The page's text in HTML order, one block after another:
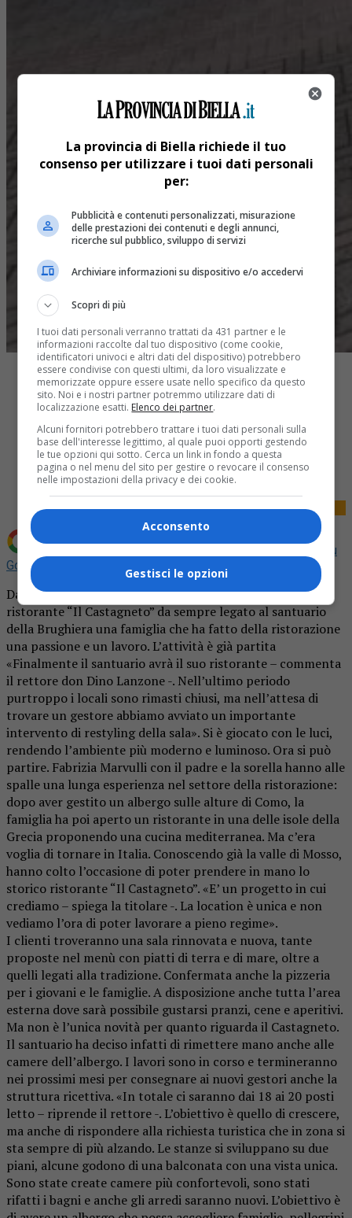
Share
Tweet
Fonte preferita su
Google
Dalle isole della Grecia alla Brughiera. A riaprire il bar
ristorante “Il Castagneto” da sempre legato al santuario
della Brughiera una famiglia che ha fatto della ristorazione
una passione e un lavoro. L’attività è già partita
«Finalmente il santuario avrà il suo ristorante – commenta
il rettore don Dino Lanzone -. Nell’ultimo periodo
purtroppo i locali sono rimasti chiusi, ma nell’attesa di
trovare un gestore abbiamo avviato un importante
intervento di restyling della sala». Si è giocato con le luci,
rendendo l’ambiente più moderno e luminoso. Ora si può
partire. Fabrizia Marvulli con il padre e la sorella hanno alle
spalle una lunga esperienza nel settore della ristorazione:
dopo aver gestito un albergo sulle alture di Como, la
famiglia ha poi aperto un ristorante in una delle isole della
Grecia proponendo una cucina mediterranea. Ma c’era
voglia di tornare in Italia. Conoscendo già la valle di Mosso,
hanno colto l’occasione di poter prendere in mano lo
storico ristorante “Il Castagneto”. «E’ un progetto in cui
crediamo – spiega la titolare -. La location è unica e non
vediamo l’ora di poter lavorare a pieno regime».
I clienti troveranno una sala rinnovata e nuova, tante
proposte nel menù con piatti di terra e di mare, oltre a
quelli legati alla tradizione. Confermata anche la pizzeria
per i giovani e le famiglie. A disposizione anche tutta l’area
esterna dove sarà possibile gustarsi pranzi, cene e aperitivi.
Ma non è l’unica novità per quanto riguarda il Castagneto.
Il santuario ha deciso infatti di rimettere mano anche alle
camere dell’albergo. I lavori sono in corso e termineranno
nei prossimi mesi per consegnare ai nuovi gestori anche la
struttura ricettiva. «In totale ci saranno dai 18 ai 20 posti
letto – riprende il rettore -. L’obiettivo è quello di crescere,
ma anche di rispondere alla richiesta turistica che in zona si
sta sempre di più alzando. Le stanze si sviluppano su due
piani, alcune godono di una balconata con una vista unica.
Sono state create camere più confortevoli, sono stati
rifatti i bagni e anche gli arredi saranno nuovi. L’obiettivo è
La provincia di Biella richiede il tuo
consenso per utilizzare i tuoi dati personali
per:
Pubblicità e contenuti personalizzati, misurazione
delle prestazioni dei contenuti e degli annunci,
ricerche sul pubblico, sviluppo di servizi
Archiviare informazioni su dispositivo e/o accedervi
Scopri di più
I tuoi dati personali verranno trattati da 431 partner e le
informazioni raccolte dal tuo dispositivo (come cookie,
identificatori univoci e altri dati del dispositivo) potrebbero
essere condivise con questi ultimi, da loro visualizzate e
memorizzate oppure essere usate nello specifico da questo
sito. Noi e i nostri partner potremmo utilizzare dati di
localizzazione esatti. Elenco dei partner.
Alcuni fornitori potrebbero trattare i tuoi dati personali sulla
base dell'interesse legittimo, al quale puoi opporti gestendo
le tue opzioni qui sotto. Cerca un link in fondo a questa
pagina o nel menu del sito per gestire o revocare il consenso
nelle impostazioni della privacy e dei cookie.
Acconsento
Gestisci le opzioni